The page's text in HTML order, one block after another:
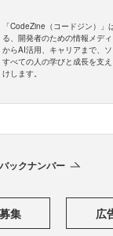
「CodeZine（コードジン）
る、開発者のための情報メデ
からAI活用、キャリアまで、
すべての人の学びと成長を支
けします。
ックナンバー
集 広